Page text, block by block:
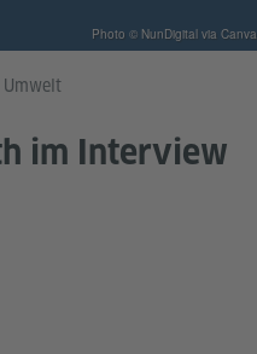
im Interview
Photo © NunDigital via Canva